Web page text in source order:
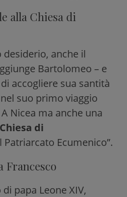
alla Chiesa di
desiderio, anche il
Bartolomeo – e
accogliere sua santità
suo primo viaggio
Nicea ma anche una
Chiesa di
Patriarcato Ecumenico”.
Francesco
papa Leone XIV,